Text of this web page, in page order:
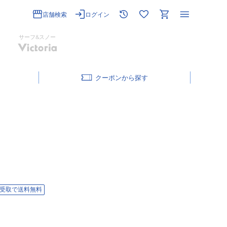
店舗検索 ログイン
サーフ&スノー
クーポン
取で送料無料